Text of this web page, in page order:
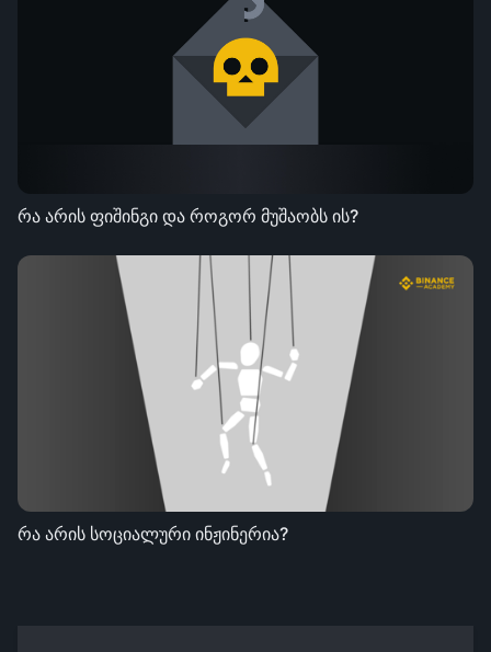
რა არის ფიშინგი და როგორ მუშაობს ის?
რა არის სოციალური ინჟინერია?